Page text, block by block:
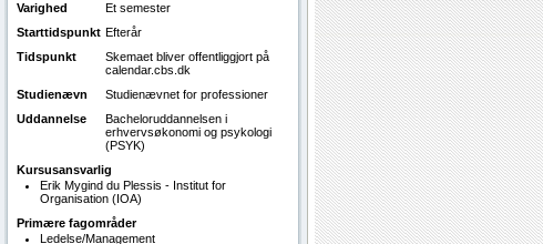
Varighed
Et semester
Starttidspunkt Efterår
Tidspunkt
Skemaet bliver offentliggjort på
calendar.cbs.dk
Studienævn
Studienævnet for professioner
Uddannelse
Bacheloruddannelsen i
erhvervsøkonomi og psykologi
(PSYK)
Kursusansvarlig
Erik Mygind du Plessis - Institut for
Organisation (IOA)
Primære fagområder
Ledelse/Management